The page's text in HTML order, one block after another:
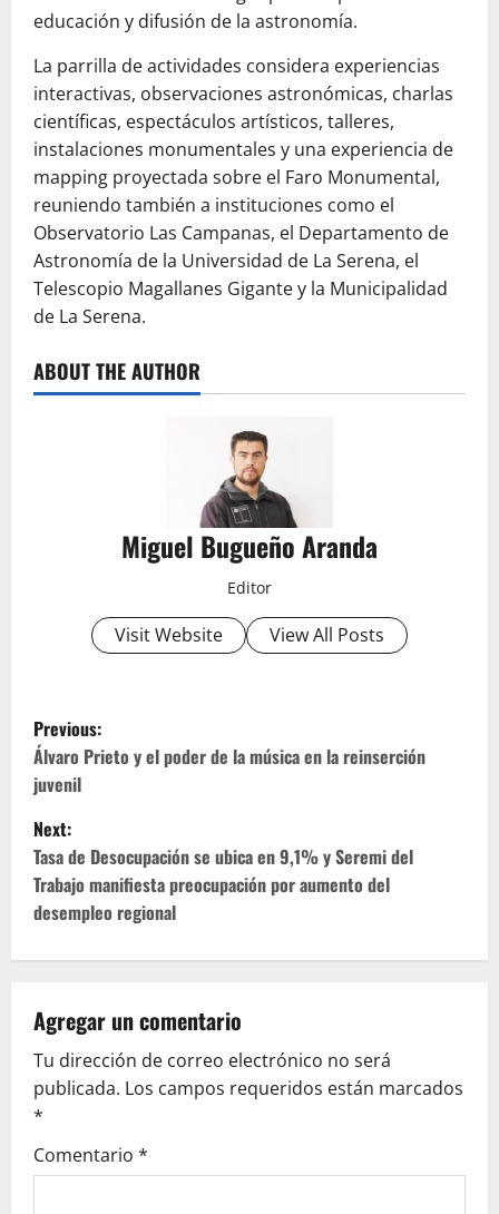
educación y difusión de la astronomía.
La parrilla de actividades considera experiencias
interactivas, observaciones astronómicas, charlas
científicas, espectáculos artísticos, talleres,
instalaciones monumentales y una experiencia de
mapping proyectada sobre el Faro Monumental,
reuniendo también a instituciones como el
Observatorio Las Campanas, el Departamento de
Astronomía de la Universidad de La Serena, el
Telescopio Magallanes Gigante y la Municipalidad
de La Serena.
ABOUT THE AUTHOR
Miguel Bugueño Aranda
Editor
Visit Website View All Posts
P
o
s
t
n
a
v
i
g
a
t
Previous:
Álvaro Prieto y el poder de la música en la reinserción
juvenil
Next:
Tasa de Desocupación se ubica en 9,1% y Seremi del
Trabajo manifiesta preocupación por aumento del
desempleo regional
Agregar un comentario
Tu dirección de correo electrónico no será
publicada. Los campos requeridos están marcados
*
Comentario *